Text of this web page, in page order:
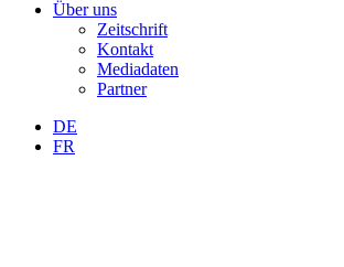
Über uns
Zeitschrift
Kontakt
Mediadaten
Partner
DE
FR